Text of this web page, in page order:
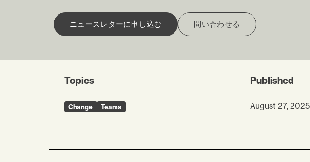
ニュースレターに申し込む 問い合わせる
Topics
Change Teams
Published
August 27, 2025